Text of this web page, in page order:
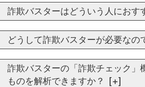
詐欺バスターはどういう人におす
どうして詐欺バスターが必要なの
詐欺バスターの「詐欺チェック」
ものを解析できますか？